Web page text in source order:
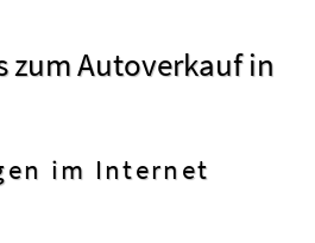
zum Autoverkauf in
im Internet